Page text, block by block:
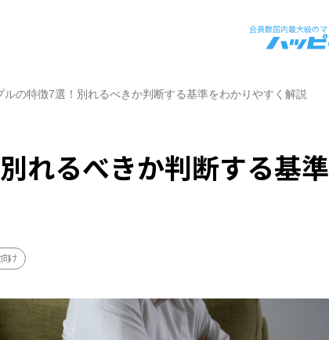
ルの特徴7選！別れるべきか判断する基準をわかりやすく解説
れるべきか判断する基準
け